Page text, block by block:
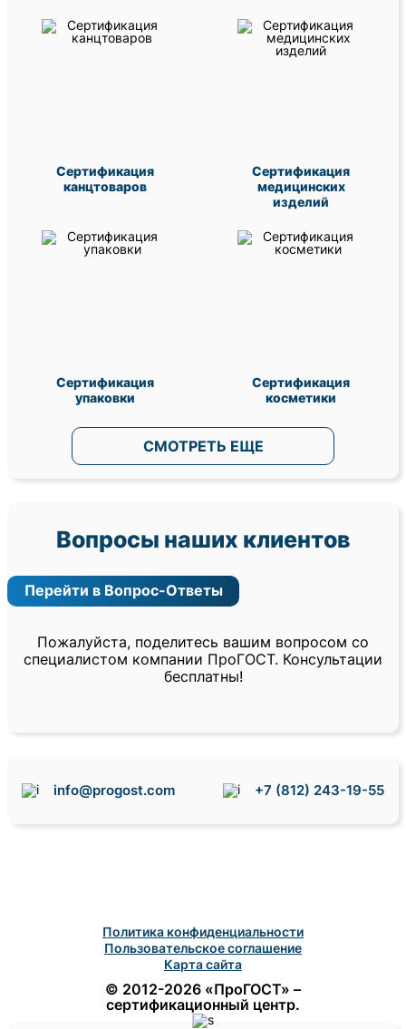
Сертификация
канцтоваров
Сертификация
медицинских
изделий
Сертификация
упаковки
Сертификация
косметики
СМОТРЕТЬ ЕЩЕ
Вопросы наших клиентов
Перейти в Вопрос-Ответы
Пожалуйста, поделитесь вашим вопросом со
специалистом компании ПроГОСТ. Консультации
бесплатны!
info@progost.com +7 (812) 243-19-55
Политика конфиденциальности
Пользовательское соглашение
Карта сайта
© 2012-2026 «ПроГОСТ» –
сертификационный центр.